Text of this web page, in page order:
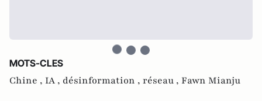
MOTS-CLES
Chine , IA , désinformation , réseau , Fawn Mianju